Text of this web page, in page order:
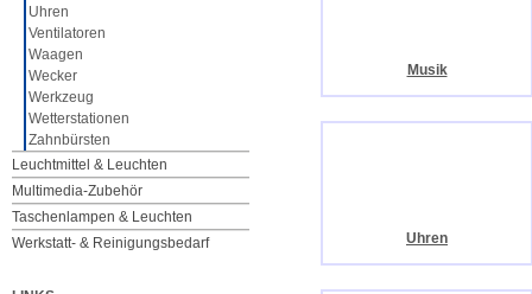
Uhren
Ventilatoren
Waagen
Wecker
Werkzeug
Wetterstationen
Zahnbürsten
Leuchtmittel & Leuchten
Multimedia-Zubehör
Taschenlampen & Leuchten
Werkstatt- & Reinigungsbedarf
Musik
Uhren